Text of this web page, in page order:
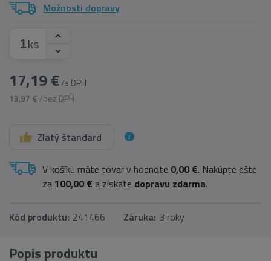
Možnosti dopravy
ks
17,19 €/s DPH
13,97 € /bez DPH
Zlatý štandard
V košíku máte tovar v hodnote 0,00 €. Nakúpte ešte
za 100,00 € a získate dopravu zdarma.
Kód produktu: 241466 Záruka: 3 roky
Popis produktu